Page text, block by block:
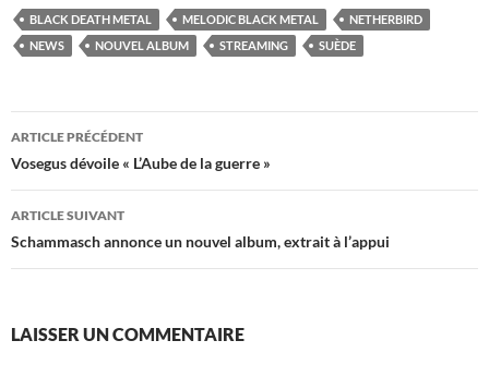
BLACK DEATH METAL MELODIC BLACK METAL
NETHERBIRD
NEWS
NOUVEL ALBUM STREAMING SUÈDE
Navigation
des
articles
ARTICLE PRÉCÉDENT
Vosegus dévoile « L’Aube de la guerre »
ARTICLE SUIVANT
Schammasch annonce un nouvel album, extrait à l’appui
LAISSER UN COMMENTAIRE